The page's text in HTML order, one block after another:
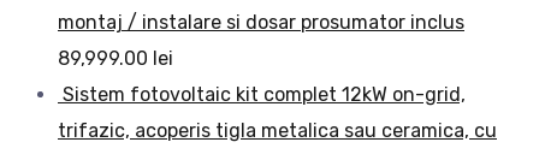
montaj / instalare si dosar prosumator inclus
89,999.00 lei
Sistem fotovoltaic kit complet 12kW on-grid,
trifazic, acoperis tigla metalica sau ceramica, cu